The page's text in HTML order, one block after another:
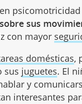
en
sus
con mayor
domésticas,
sus juguetes. El
y
interesantes